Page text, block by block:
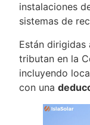
instalaciones
sistemas de
Están dirigidas
tributan en la
incluyendo
con una